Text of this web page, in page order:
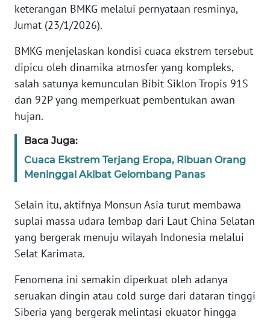
keterangan BMKG melalui pernyataan resminya,
Jumat (23/1/2026).
BMKG menjelaskan kondisi cuaca ekstrem tersebut
dipicu oleh dinamika atmosfer yang kompleks,
salah satunya kemunculan Bibit Siklon Tropis 91S
dan 92P yang memperkuat pembentukan awan
hujan.
Baca Juga:
Cuaca Ekstrem Terjang Eropa, Ribuan Orang
Meninggal Akibat Gelombang Panas
Selain itu, aktifnya Monsun Asia turut membawa
suplai massa udara lembap dari Laut China Selatan
yang bergerak menuju wilayah Indonesia melalui
Selat Karimata.
Fenomena ini semakin diperkuat oleh adanya
seruakan dingin atau cold surge dari dataran tinggi
Siberia yang bergerak melintasi ekuator hingga
JAKARTA
WN
JABAR
WN
BANTEN
NTT
KEPRI
WN
PAPUA
WN
PAPUA
BARAT